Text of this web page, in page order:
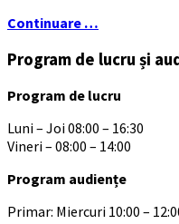
Continuare …
Program de lucru și
Program de lucru
Luni – Joi 08:00 – 16:30
Vineri – 08:00 – 14:00
Program audiențe
Primar: Miercuri 10:00 –